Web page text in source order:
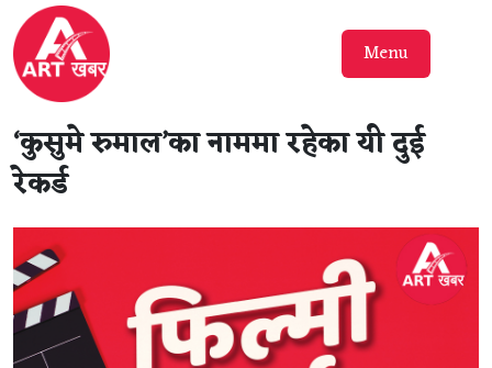
Menu
‘कुसुमे रुमाल’का नाममा रहेका यी दुई
रेकर्ड